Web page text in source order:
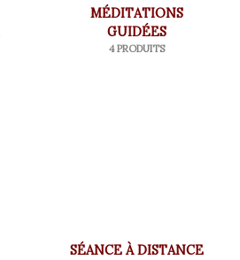
MÉDITATIONS
GUIDÉES
4 PRODUITS
SÉANCE À DISTANCE